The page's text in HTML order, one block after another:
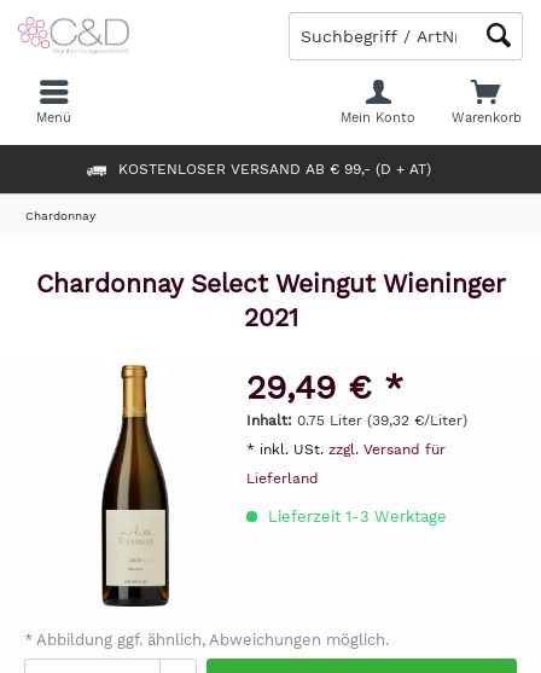
KOSTENLOSER VERSAND AB € 99,- (D + AT)
Warenkorb
Mein Konto
Menü
Chardonnay
Chardonnay Select Weingut Wieninger
2021
29,49 € *
Inhalt: 0.75 Liter (39,32 €/Liter)
* inkl. USt. zzgl. Versand für
Lieferland
Lieferzeit 1-3 Werktage
* Abbildung ggf. ähnlich, Abweichungen möglich.